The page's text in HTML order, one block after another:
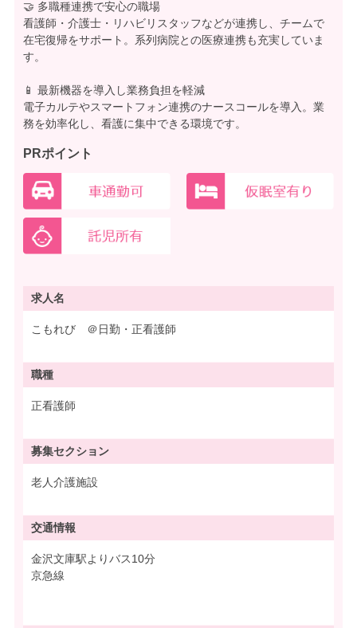
🤝 多職種連携で安心の職場
看護師・介護士・リハビリスタッフなどが連携し、チームで
在宅復帰をサポート。系列病院との医療連携も充実していま
す。
📱 最新機器を導入し業務負担を軽減
電子カルテやスマートフォン連携のナースコールを導入。業
務を効率化し、看護に集中できる環境です。
PRポイント
求人名
こもれび ＠日勤・正看護師
職種
正看護師
募集セクション
老人介護施設
交通情報
金沢文庫駅よりバス10分
京急線